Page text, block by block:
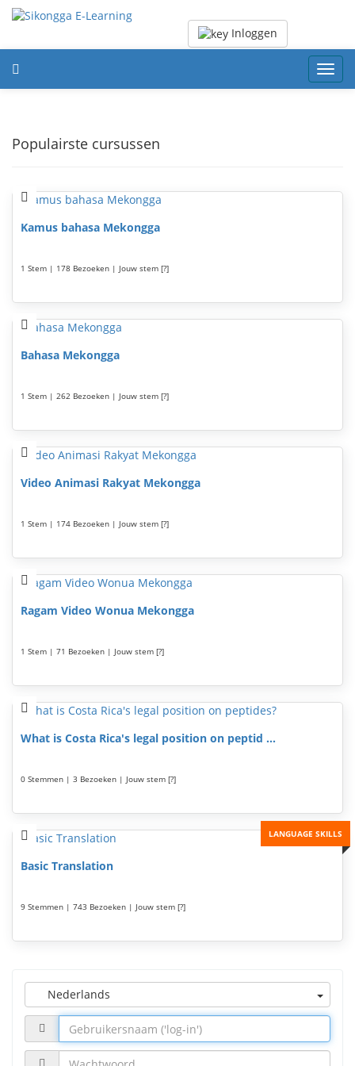
Inloggen
Populairste cursussen
Kamus bahasa Mekongga
1 Stem | 178 Bezoeken | Jouw stem [?]
Bahasa Mekongga
1 Stem | 262 Bezoeken | Jouw stem [?]
Video Animasi Rakyat Mekongga
1 Stem | 174 Bezoeken | Jouw stem [?]
Ragam Video Wonua Mekongga
1 Stem | 71 Bezoeken | Jouw stem [?]
What is Costa Rica's legal position on peptid ...
0 Stemmen | 3 Bezoeken | Jouw stem [?]
LANGUAGE SKILLS
Basic Translation
9 Stemmen | 743 Bezoeken | Jouw stem [?]
Nederlands